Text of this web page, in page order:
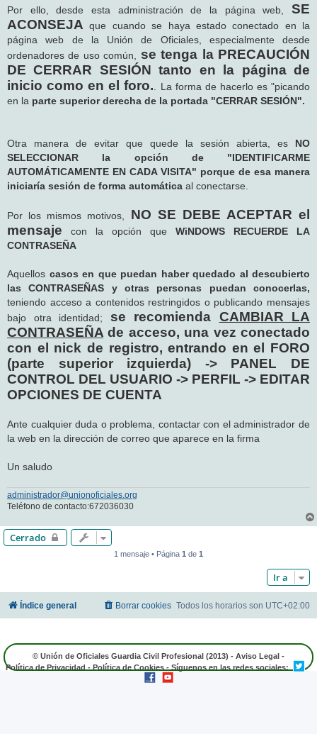
Por ello, desde esta administración de la página web, SE
ACONSEJA que cuando se haya estado conectado en la
página web de la Unión de Oficiales, especialmente desde
ordenadores de uso común, se tenga la PRECAUCIÓN
DE CERRAR SESIÓN tanto en la página de
inicio como en el foro. . La forma de hacerlo es "picando
en la parte superior derecha de la portada "CERRAR SESIÓN".
Otra manera de evitar que quede la sesión abierta, es NO
SELECCIONAR la opción de "IDENTIFICARME
AUTOMÁTICAMENTE EN CADA VISITA" porque de esa manera
iniciaría sesión de forma automática al conectarse.
Por los mismos motivos, NO SE DEBE ACEPTAR el
mensaje con la opción que WiNDOWS RECUERDE LA
CONTRASEÑA
Aquellos casos en que puedan haber quedado al descubierto
las CONTRASEÑAS y otras personas puedan conocerlas,
teniendo acceso a contenidos restringidos o publicando mensajes
bajo otra identidad; se recomienda CAMBIAR LA
CONTRASEÑA de acceso, una vez conectado
con el nick de registro, entrando en el FORO
(parte superior izquierda) -> PANEL DE
CONTROL DEL USUARIO -> PERFIL -> EDITAR
OPCIONES DE CUENTA
Ante cualquier duda o problema, contactar con el administrador de
la web en la dirección de correo que aparece en la firma
Un saludo
administrador@unionoficiales.org
Teléfono de contacto:672036030
Cerrado
1 mensaje • Página 1 de 1
Ir a
Índice general Todos los horarios son UTC+02:00
Borrar cookies
© Unión de Oficiales Guardia Civil Profesional (2013) - Aviso Legal -
Política de Privacidad - Política de Cookies - Síguenos en las redes sociales: